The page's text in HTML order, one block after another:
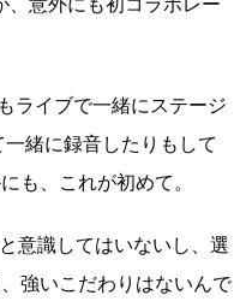
ライブで一緒にステージ
緒に録音したりもして
も、これが初めて。
意識してはいないし、選
強いこだわりはないんで